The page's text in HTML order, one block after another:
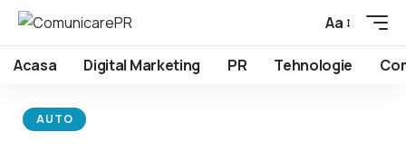
Aa
Acasa Digital Marketing PR Tehnologie
AUTO